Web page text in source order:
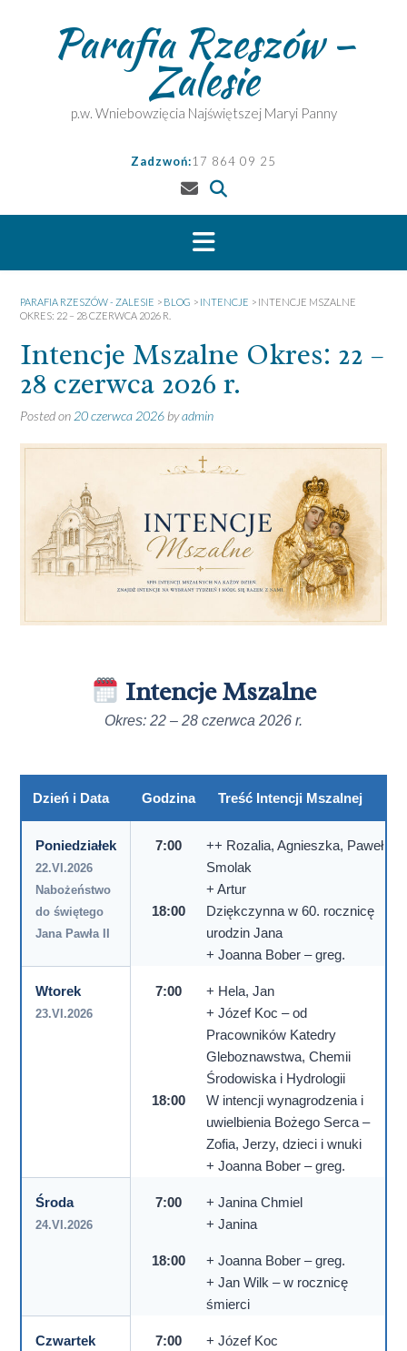
Parafia Rzeszów –
Zalesie
p.w. Wniebowzięcia Najświętszej Maryi Panny
Zadzwoń:17 864 09 25
PARAFIA RZESZÓW - ZALESIE > BLOG > INTENCJE > INTENCJE MSZALNE
OKRES: 22 – 28 CZERWCA 2026 R.
Intencje Mszalne Okres: 22 –
28 czerwca 2026 r.
Posted on 20 czerwca 2026 byadmin
Intencje Mszalne
Okres: 22 – 28 czerwca 2026 r.
Dzień i Data Godzina Treść Intencji Mszalnej
Poniedziałek
22.VI.2026
Nabożeństwo
do świętego
Jana Pawła II
7:00
++ Rozalia, Agnieszka, Paweł
Smolak
+ Artur
18:00
Dziękczynna w 60. rocznicę
urodzin Jana
+ Joanna Bober – greg.
Wtorek
23.VI.2026
7:00
+ Hela, Jan
+ Józef Koc – od
Pracowników Katedry
Gleboznawstwa, Chemii
Środowiska i Hydrologii
18:00
W intencji wynagrodzenia i
uwielbienia Bożego Serca –
Zofia, Jerzy, dzieci i wnuki
+ Joanna Bober – greg.
Środa
24.VI.2026
7:00
+ Janina Chmiel
+ Janina
18:00
+ Joanna Bober – greg.
+ Jan Wilk – w rocznicę
śmierci
Czwartek 7:00
+ Józef Koc